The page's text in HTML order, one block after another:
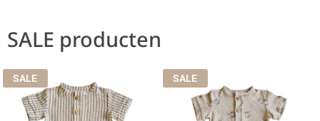
SALE producten
SALE SALE